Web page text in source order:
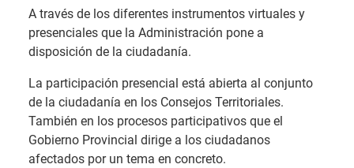
A través de los diferentes instrumentos virtuales y
presenciales que la Administración pone a
disposición de la ciudadanía.
La participación presencial está abierta al conjunto
de la ciudadanía en los Consejos Territoriales.
También en los procesos participativos que el
Gobierno Provincial dirige a los ciudadanos
afectados por un tema en concreto.